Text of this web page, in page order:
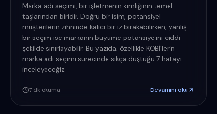
Marka adı seçimi, bir işletmenin kimliğinin temel
taşlarından biridir. Doğru bir isim, potansiyel
müşterilerin zihninde kalıcı bir iz bırakabilirken, yanlış
bir seçim ise markanın büyüme potansiyelini ciddi
şekilde sınırlayabilir. Bu yazıda, özellikle KOBİ'lerin
marka adı seçimi sürecinde sıkça düştüğü 7 hatayı
inceleyeceğiz.
7dk okuma Devamını oku